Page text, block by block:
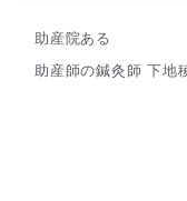
助産院ある
助産師の鍼灸師 下地